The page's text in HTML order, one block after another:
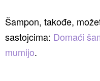
Šampon, takođe,
sastojcima: Domaći
mumijo.